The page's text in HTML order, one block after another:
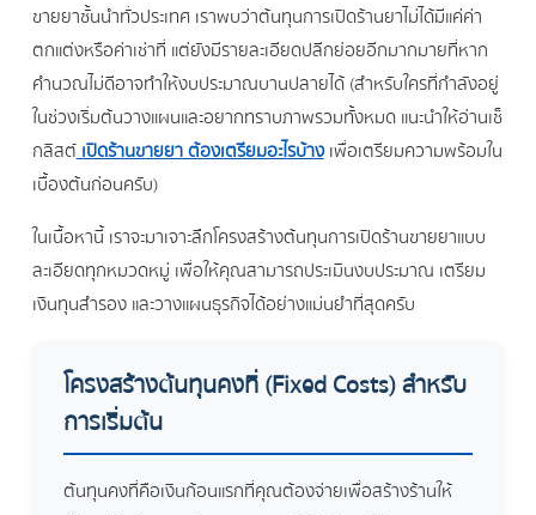
ขายยาชั้นนำทั่วประเทศ เราพบว่าต้นทุนการเปิดร้านยาไม่ได้มีแค่ค่า
ตกแต่งหรือค่าเช่าที่ แต่ยังมีรายละเอียดปลีกย่อยอีกมากมายที่หาก
คำนวณไม่ดีอาจทำให้งบประมาณบานปลายได้ (สำหรับใครที่กำลังอยู่
ในช่วงเริ่มต้นวางแผนและอยากทราบภาพรวมทั้งหมด แนะนำให้อ่านเช็
กลิสต์เปิดร้านขายยา ต้องเตรียมอะไรบ้างเพื่อเตรียมความพร้อมใน
เบื้องต้นก่อนครับ)
ในเนื้อหานี้ เราจะมาเจาะลึกโครงสร้างต้นทุนการเปิดร้านขายยาแบบ
ละเอียดทุกหมวดหมู่ เพื่อให้คุณสามารถประเมินงบประมาณ เตรียม
เงินทุนสำรอง และวางแผนธุรกิจได้อย่างแม่นยำที่สุดครับ
โครงสร้างต้นทุนคงที่ (Fixed Costs) สำหรับ
การเริ่มต้น
ต้นทุนคงที่คือเงินก้อนแรกที่คุณต้องจ่ายเพื่อสร้างร้านให้